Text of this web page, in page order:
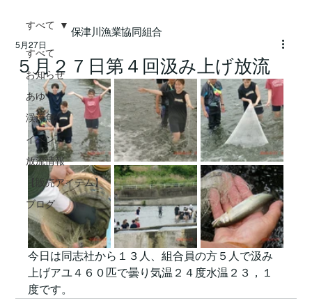
保津川漁業協同組合
すべて
お知らせ
あゆ
渓流魚
イベント
放流情報
【販売アイテム】
ブログ
すべて
５月２７日第４回汲み上げ放流
5月27日
今日は同志社から１３人、組合員の方５人で汲み
上げアユ４６０匹で曇り気温２４度水温２３，１
度です。